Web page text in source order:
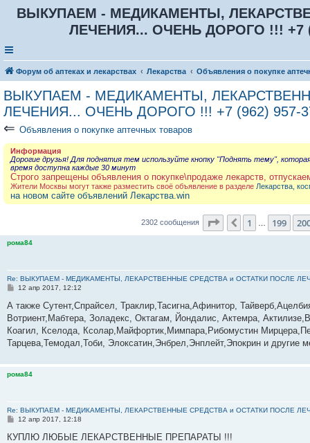
ВЫКУПАЕМ - МЕДИКАМЕНТЫ,
ЛЕЧЕНИЯ... ОЧЕНЬ ДОРОГО !!! +7
Форум об аптеках и лекарствах Лекарства Объявления о покупке
ВЫКУПАЕМ - МЕДИКАМЕНТЫ,
ЛЕЧЕНИЯ... ОЧЕНЬ ДОРОГО !!! +7 (962) 957-
⇐ Объявления о покупке аптечных товаров
Информация
Дорогие друзья! Для поднятия тем используйте кнопку "Поднять тему",
время доступна каждые 30 минут
Строго запрещены объявления о покупке\продаже лекарств,
Жители Москвы могут также разместить своё объявление в разделе Лекарства,
на новом сайте объявлений Лекарства.win
2302 сообщения Страница 201из
Пред.
1 199
рома84
Re: ВЫКУПАЕМ - МЕДИКАМЕНТЫ, ЛЕКАРСТВЕННЫЕ СРЕДСТВА и ОСТАТКИ ПОСЛЕ
С
о
щ
е
и
12 апр 2017, 12:12
А также Сутент,Спрайсел, Траклир,Тасигна,Афинитор,
Вотриент,Мабтера, Золадекс, Октагам, Йондалис, Актемра,
Коагил, Кселода, Ксолар,Майфортик,Мимпара,Рибомустин
Тарцева,Темодал,Тоби, Элоксатин,Энбрел,Энплейт,Эпокрин и другие
рома84
Re: ВЫКУПАЕМ - МЕДИКАМЕНТЫ, ЛЕКАРСТВЕННЫЕ СРЕДСТВА и ОСТАТКИ ПОСЛЕ
С
о
12 апр 2017, 12:18
КУПЛЮ ЛЮБЫЕ ЛЕКАРСТВЕННЫЕ ПРЕПАРАТЫ !!!